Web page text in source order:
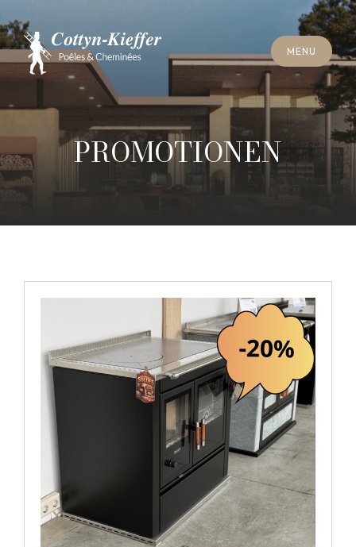
M EN U
MENU
ERM R INIG
G
TE R MIN SCHORNSTEINREI NIGUNG
HL
SCH E SS E N
PROMOTIONEN